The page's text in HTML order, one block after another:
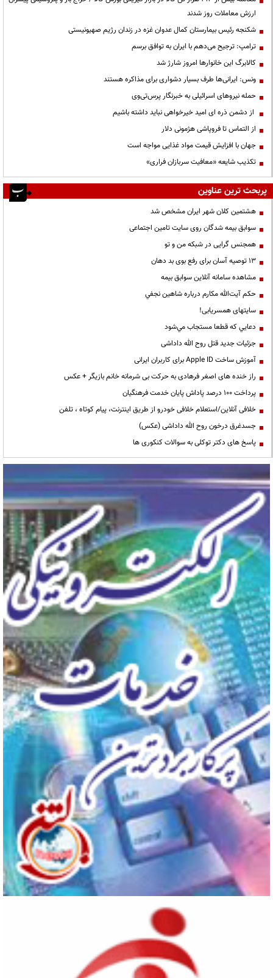
ارزش معاملات روز شدند
شکنجه رئیس بیمارستان کمال عدوان غزه در زندان رژیم صهیونیستی
ترامپ: ترجیح می‌دهم با ایران به توافق برسم
کالابرگ این خانوارها امروز شارژ شد
ونس: ایرانی‌ها طرف بسیار دشواری برای مذاکره هستند
حمله نیروهای اسرائیلی به خبرنگار پرس‌تی‌وی
از دشمن ذره ای امید خیرخواهی نباید داشته باشیم
از التماس تا فروپاشی هژمونی دلار
جهان با افزایش قیمت مواد غذایی مواجه است
تکذیب شایعه «معافیت سربازان فراری»
پربحث ترین عناوین
هشتمین کلان شهر ایران مشخص شد
سوابق بیمه شدگان روی سایت تامین اجتماعی
همجنس گرایی در شبکه من و تو
13 توصیه آسان برای رفع بوی بد دهان
مشاهده سامانه آنلاين سوابق بیمه
حكم آيت‌الله مكارم درباره شاهين نجفي
سایتهای همسریابی!
دعايي كه قطعا مستجاب مي‌شود
جزئیات جدید قتل روح الله داداشی
آموزش ساخت Apple ID برای کاربران ایرانی
راز خنده های اصغر فرهادی به حرکت بی شرمانه خانم بازیگر + عکس
پرداخت ۱۰۰ درصد پاداش پایان خدمت فرهنگیان
خلافی آنلاین/استعلام خلافی خودرو از طریق اینترنت، پیام کوتاه ، تلفن
جسدغرق درخون روح الله داداشی (عکس)
پاسخ های دکتر توکلی به سوالات کنکوری ها